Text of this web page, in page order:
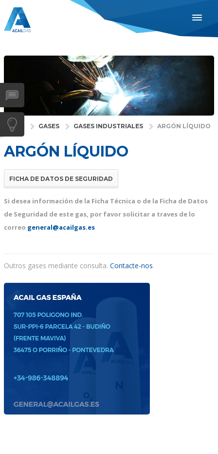
ESPAÑOL
PORTUGUÊS
INDUSTRIAS
SAÚDE
GASES
EMPRESA
DISTRIBUIDORES
NOTÍCIAS
CONTACTOS
INÍCIO GASES GASES INDUSTRIALES ARGÓN LÍQUIDO
ARGÓN LÍQUIDO
FICHA DE DATOS DE SEGURIDAD
Si desea información de la Ficha Técnica o de la Ficha de Datos
de Seguridad de este gas, por favor solicitar a traves de lo
correo general@acailgas.es
Outros gases mediante consulta.Contacte-nos.